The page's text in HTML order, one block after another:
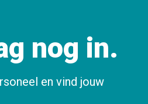
nog in.
en vind jouw